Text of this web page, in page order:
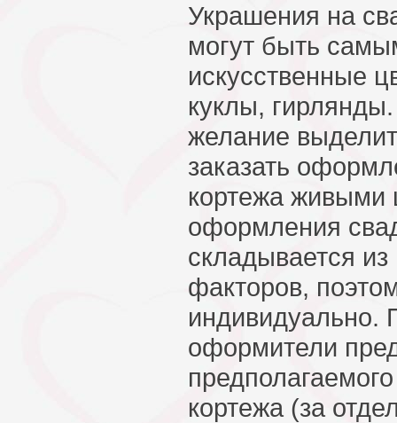
Украшения на
могут быть
искусственные
куклы,
желание
заказать
кортежа живыми
оформления
складывается
факторов,
оформители
кортежа (за